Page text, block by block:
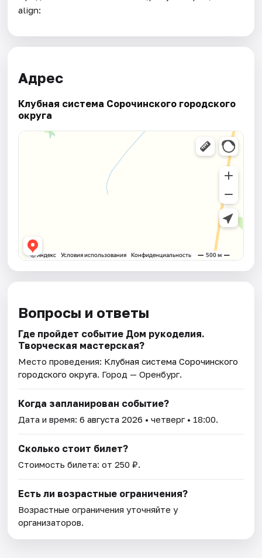
align:
Адрес
Клубная система Сорочинского городского
округа
Вопросы и ответы
Где пройдет событие Дом рукоделия.
Творческая мастерская?
Место проведения: Клубная система Сорочинского
городского округа. Город — Оренбург.
Когда запланирован событие?
Дата и время:6 августа 2026 • четверг • 18:00.
Сколько стоит билет?
Стоимость билета: от 250 ₽.
Есть ли возрастные ограничения?
Возрастные ограничения уточняйте у
организаторов.